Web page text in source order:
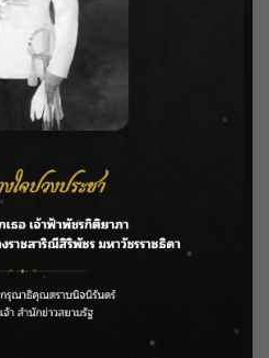
มแก้ปัญหาโครงการประตู
คิด! “อยากกินอะไรหลังจาก
อนยังมีชีวิต”
ตามโครงการหุบกะพง–ห้วย
ชรบุรี